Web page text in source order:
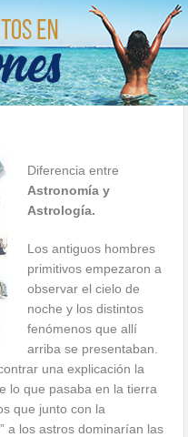
Diferencia entre
Astronomía y
Astrología.
Los antiguos hombres
primitivos empezaron a
observar el cielo de
noche y los distintos
fenómenos que allí
arriba se presentaban.
una explicación la
lo que pasaba en la tierra
que junto con la
a los astros dominarían las